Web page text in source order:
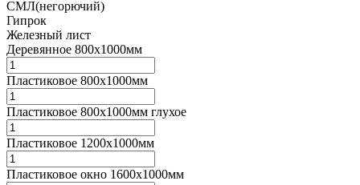
СМЛ(негорючий)
Гипрок
Железный лист
Деревянное 800х1000мм
Пластиковое 800х1000мм
Пластиковое 800х1000мм глухое
Пластиковое 1200х1000мм
Пластиковое окно 1600х1000мм